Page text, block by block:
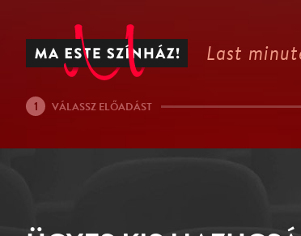
Last
1 VÁLASSZ ELŐADÁST